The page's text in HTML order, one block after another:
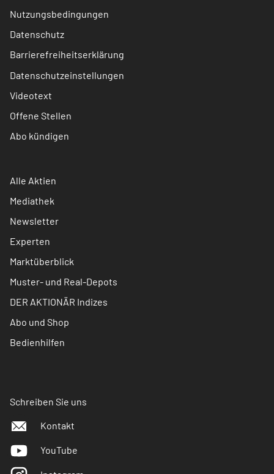
Nutzungsbedingungen
Datenschutz
Barrierefreiheitserklärung
Datenschutzeinstellungen
Videotext
Offene Stellen
Abo kündigen
Alle Aktien
Mediathek
Newsletter
Experten
Marktüberblick
Muster- und Real-Depots
DER AKTIONÄR Indizes
Abo und Shop
Bedienhilfen
Schreiben Sie uns
Kontakt
YouTube